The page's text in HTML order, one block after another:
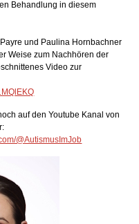
Behandlung in diesem
und Paulina Hornbachner
Weise zum Nachhören der
Video zur
auf den Youtube Kanal von
@AutismusImJob